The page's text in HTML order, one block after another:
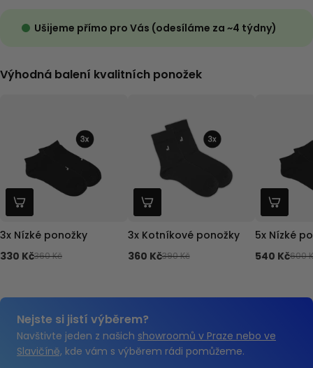
Ušijeme přímo pro Vás (odesíláme za ~4 týdny)
Výhodná balení kvalitních ponožek
3x Nízké ponožky
330 Kč360 Kč
3x Kotníkové ponožky
360 Kč390 Kč
5x Nízké
540 Kč600
Nejste si jistí výběrem?
Navštivte jeden z našich showroomů v Praze nebo ve
Slavičíně, kde vám s výběrem rádi pomůžeme.